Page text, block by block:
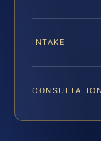
INTAKE